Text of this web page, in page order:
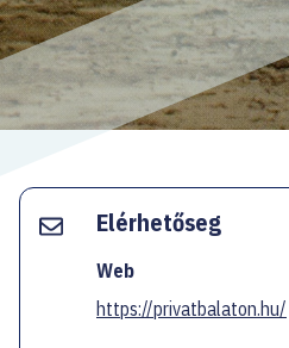
Elérhetőseg
Web
https://privatbalaton.hu/